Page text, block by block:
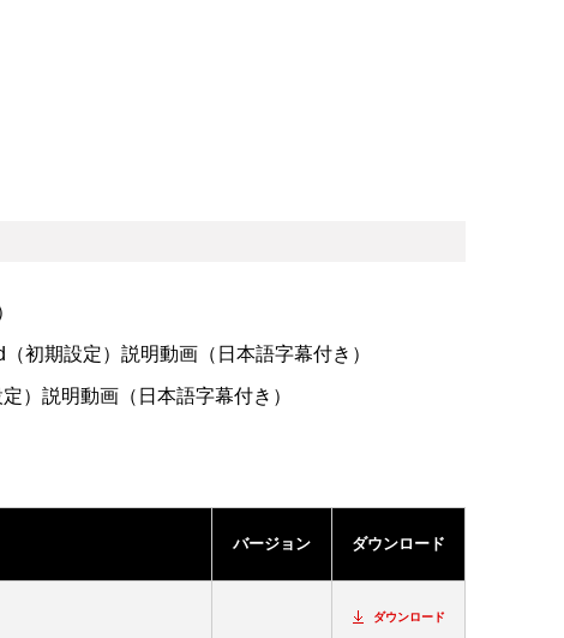
初期設定）説明動画（日本語字幕付き）
）説明動画（日本語字幕付き）
バージョン ダウンロード
ダウンロード